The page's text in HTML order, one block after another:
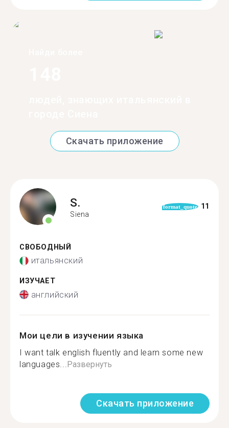
Скачать приложение
S.
Siena
format_quote 11
СВОБОДНЫЙ
итальянский
ИЗУЧАЕТ
английский
Мои цели в изучении языка
I want talk english fluently and learn some new
languages... Развернуть
Скачать приложение